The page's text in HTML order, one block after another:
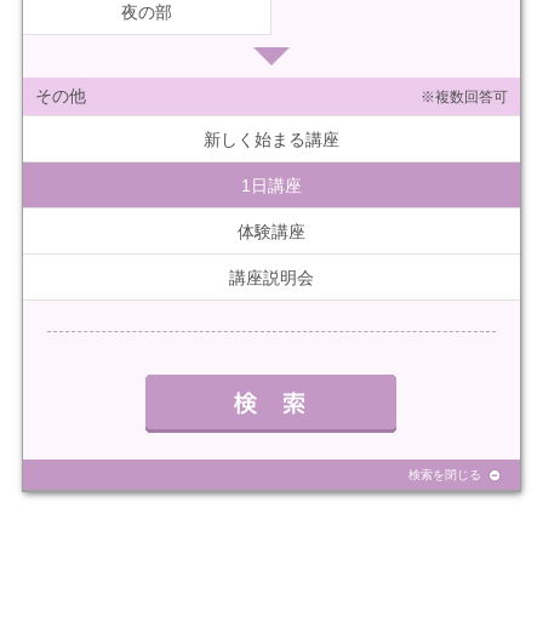
夜の部
その他 ※複数回答可
新しく始まる講座
1日講座
体験講座
講座説明会
検索を閉じる